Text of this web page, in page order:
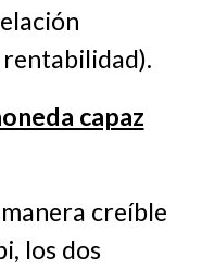
rentabilidad).
capaz
creíble
los dos